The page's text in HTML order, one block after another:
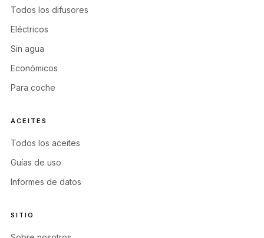
Todos los difusores
Eléctricos
Sin agua
Económicos
Para coche
ACEITES
Todos los aceites
Guías de uso
Informes de datos
SITIO